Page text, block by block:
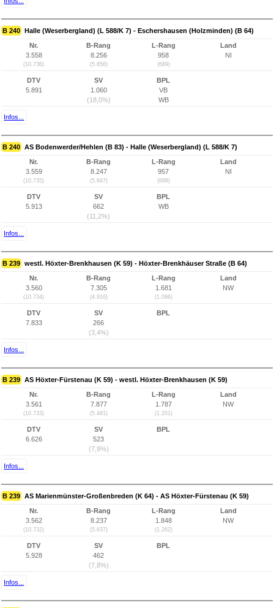
B 240 Halle (Weserbergland) (L 588/K 7) - Eschershausen (Holzminden) (B 64)
Nr.
3.558
(10.736)
B-Rang
8.256
(5.856)
L-Rang
958
(689)
Land
NI
DTV
5.891
SV
1.060
(18,0%)
BPL
VB
WB
Infos...
B 240 AS Bodenwerder/Hehlen (B 83) - Halle (Weserbergland) (L 588/K 7)
Nr.
3.559
(10.735)
B-Rang
8.247
(5.847)
L-Rang
957
(688)
Land
NI
DTV
5.913
SV
662
(11,2%)
BPL
WB
Infos...
B 239 westl. Höxter-Brenkhausen (K 59) - Höxter-Brenkhäuser Straße (B 64)
Nr.
3.560
(10.734)
B-Rang
7.305
(4.916)
L-Rang
1.681
(1.096)
Land
NW
DTV
7.833
SV
266
(3,4%)
BPL
Infos...
B 239 AS Höxter-Fürstenau (K 59) - westl. Höxter-Brenkhausen (K 59)
Nr.
3.561
(10.733)
B-Rang
7.877
(5.481)
L-Rang
1.787
(1.201)
Land
NW
DTV
6.626
SV
523
(7,9%)
BPL
Infos...
B 239 AS Marienmünster-Großenbreden (K 64) - AS Höxter-Fürstenau (K 59)
Nr.
3.562
(10.732)
B-Rang
8.237
(5.837)
L-Rang
1.848
(1.262)
Land
NW
DTV
5.928
SV
462
(7,8%)
BPL
Infos...